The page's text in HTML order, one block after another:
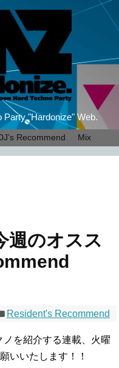
Party "Hardonize" Web.
Recommend Mix
週のオスス
Resident's Recommend
を紹介する連載、火曜
いいたします！！